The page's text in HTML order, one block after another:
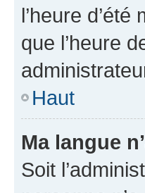
l’heure
que l’heure
Haut
Ma langue
Soit